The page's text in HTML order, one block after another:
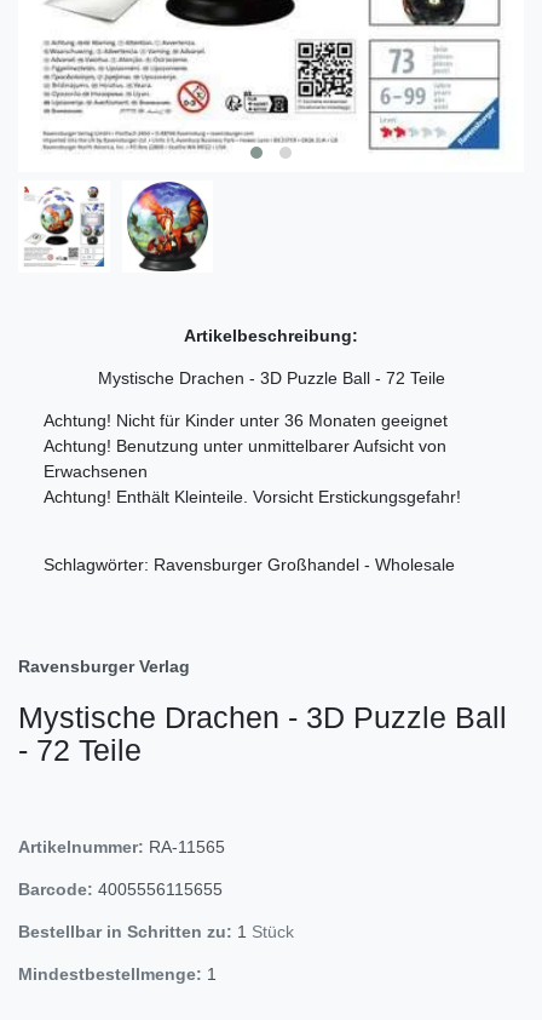
Artikelbeschreibung:
Mystische Drachen - 3D Puzzle Ball - 72 Teile
Achtung! Nicht für Kinder unter 36 Monaten geeignet
Achtung! Benutzung unter unmittelbarer Aufsicht von
Erwachsenen
Achtung! Enthält Kleinteile. Vorsicht Erstickungsgefahr!
Schlagwörter: Ravensburger Großhandel - Wholesale
Ravensburger Verlag
Mystische Drachen - 3D Puzzle Ball
- 72 Teile
Artikelnummer: RA-11565
Barcode: 4005556115655
Bestellbar in Schritten zu: 1 Stück
Mindestbestellmenge: 1